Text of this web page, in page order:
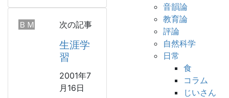
ＢＭ 次の記事
生涯学
習
2001年7
月16日
音韻論
教育論
評論
自然科学
日常
食
コラム
じいさん